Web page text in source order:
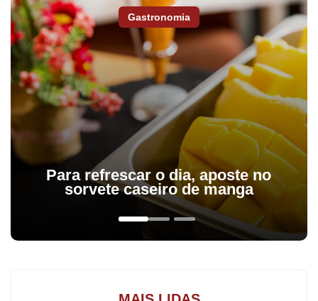
A Prefeitura de Apucarana expediu uma notificação para que a
empresa S3 Gestão em Saúde, vencedora da licitação para
administrar o Hospital de Apucarana, desocupe o prédio da
instituição no prazo de 48 horas. Segundo a Procuradoria-Geral
do Município, a obra do imóvel não está concluída e o local foi
inaugurado de forma “prematura” pela gestão anterior. Ainda
conforme a prefeitura, a ocupação do imóvel pode comprometer
a segurança dos profissionais e o andamento dos serviços de
Segundo o documento, somente após a entrega oficial das
Gastronomia
Para refrescar o dia, aposte no
sorvete caseiro de manga